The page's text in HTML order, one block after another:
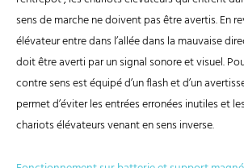
sens de marche ne doivent pas être avertis. En
élévateur entre dans l’allée dans la mauvaise
doit être averti par un signal sonore et visuel.
contre sens est équipé d’un flash et d’un
permet d’éviter les entrées erronées inutiles et
chariots élévateurs venant en sens inverse.